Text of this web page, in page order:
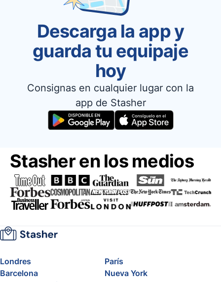
Descarga la app y
guarda tu equipaje
hoy
Consignas en cualquier lugar con la
app de Stasher
Stasher en los medios
Londres
París
Barcelona
Nueva York